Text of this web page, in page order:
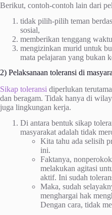
Berikut, contoh-contoh lain dari
tidak pilih-pilih teman
sosial,
memberikan tenggang
mengizinkan murid untuk
mata pelajaran yang bukan
2) Pelaksanaan toleransi di
Sikap toleransi diperlukan
dan beragam. Tidak hanya di
juga lingkungan kerja.
Di antara bentuk sikap
masyarakat adalah tidak
Kita tahu ada selisih
ini.
Faktanya,
melakukan agitasi
aktif. Ini sudah
Maka, sudah
menghargai hak
Dengan cara, tidak